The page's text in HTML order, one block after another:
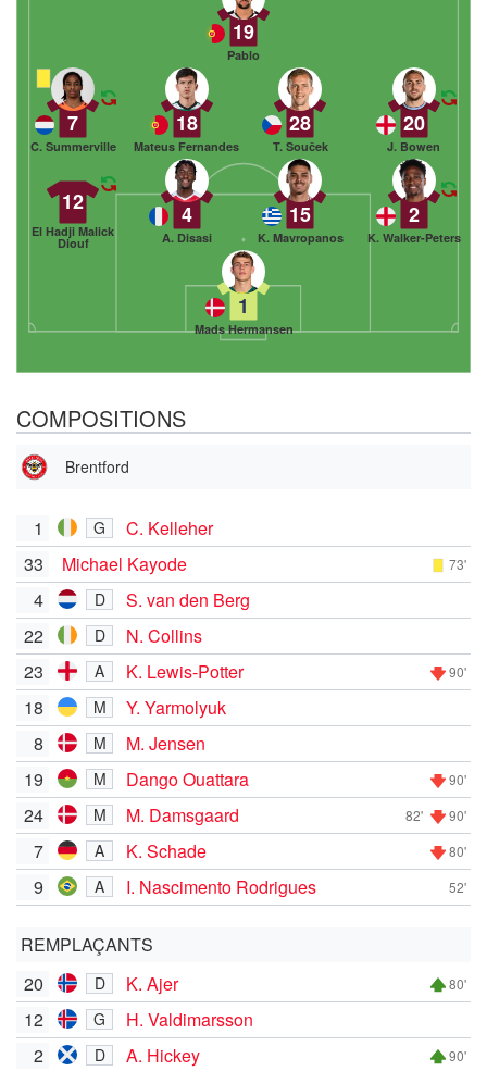
1
Mads Hermansen
12
El Hadji Malick
Diouf
4
A. Disasi
15
K. Mavropanos
2
K. Walker-Peters
7
C. Summerville
18
Mateus Fernandes
28
T. Souček
20
J. Bowen
19
Pablo
COMPOSITIONS
Brentford
1 G
C. Kelleher
33
Michael Kayode 73'
4 D
S. van den Berg
22
D
N. Collins
23
A K. Lewis-Potter 90'
18 M
Y. Yarmolyuk
8
M
M. Jensen
19
M Dango Ouattara 90'
24 M M. Damsgaard 82' 90'
7 A K. Schade 80'
9 A I. Nascimento Rodrigues 52'
REMPLAÇANTS
20
D K. Ajer 80'
12 G
H. Valdimarsson
2
D A. Hickey 90'